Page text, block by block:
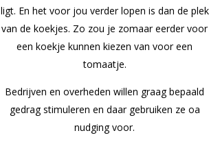
ligt. En het voor jou verder lopen is dan de plek
van de koekjes. Zo zou je zomaar eerder voor
een koekje kunnen kiezen van voor een
tomaatje.
Bedrijven en overheden willen graag bepaald
gedrag stimuleren en daar gebruiken ze oa
nudging voor.